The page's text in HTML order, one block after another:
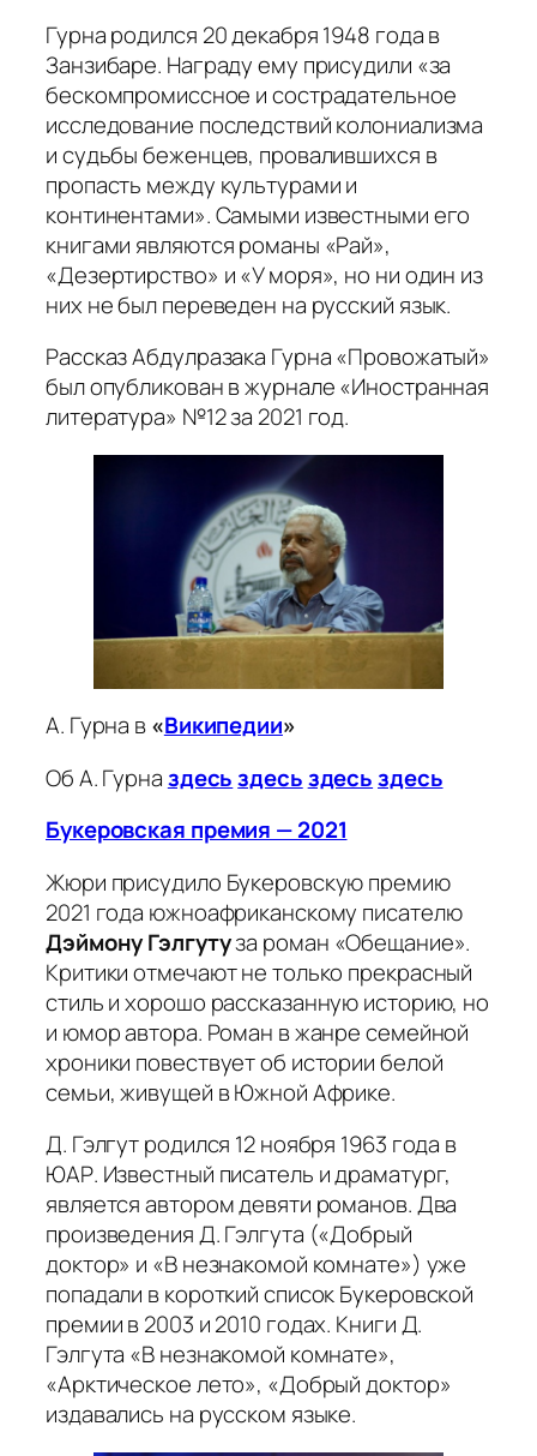
Гурна родился 20 декабря 1948 года в
Занзибаре. Награду ему присудили «за
бескомпромиссное и сострадательное
исследование последствий колониализма
и судьбы беженцев, провалившихся в
пропасть между культурами и
континентами». Самыми известными его
книгами являются романы «Рай»,
«Дезертирство» и «У моря», но ни один из
них не был переведен на русский язык.
Рассказ Абдулразака Гурна «Провожатый»
был опубликован в журнале «Иностранная
литература» №12 за 2021 год.
А. Гурна в«Википедии»
Об А. Гурназдесь здесьздесьздесь
Букеровская премия — 2021
Жюри присудило Букеровскую премию
2021 года южноафриканскому писателю
Дэймону Гэлгутуза роман «Обещание».
Критики отмечают не только прекрасный
стиль и хорошо рассказанную историю, но
и юмор автора. Роман в жанре семейной
хроники повествует об истории белой
семьи, живущей в Южной Африке.
Д. Гэлгут родился 12 ноября 1963 года в
ЮАР. Известный писатель и драматург,
является автором девяти романов. Два
произведения Д. Гэлгута («Добрый
доктор» и «В незнакомой комнате») уже
попадали в короткий список Букеровской
премии в 2003 и 2010 годах. Книги Д.
Гэлгута «В незнакомой комнате»,
«Арктическое лето», «Добрый доктор»
издавались на русском языке.